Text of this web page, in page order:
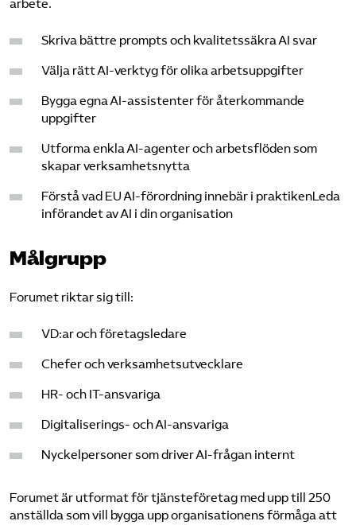
arbete.
Skriva bättre prompts och kvalitetssäkra AI svar
Välja rätt AI-verktyg för olika arbetsuppgifter
Bygga egna AI-assistenter för återkommande
uppgifter
Utforma enkla AI-agenter och arbetsflöden som
skapar verksamhetsnytta
Förstå vad EU AI-förordning innebär i praktikenLeda
införandet av AI i din organisation
Målgrupp
Forumet riktar sig till:
VD:ar och företagsledare
Chefer och verksamhetsutvecklare
HR- och IT-ansvariga
Digitaliserings- och AI-ansvariga
Nyckelpersoner som driver AI-frågan internt
Forumet är utformat för tjänsteföretag med upp till 250
anställda som vill bygga upp organisationens förmåga att